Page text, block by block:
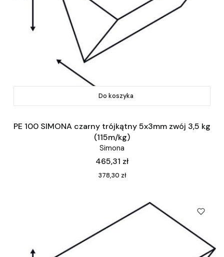
Do koszyka
PE 100 SIMONA czarny trójkątny 5x3mm zwój 3,5 kg
(115m/kg)
Simona
Cena
465,31 zł
Cena
378,30 zł